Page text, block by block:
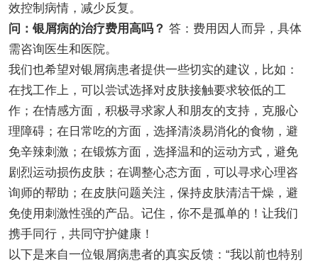
效控制病情，减少反复。
问：银屑病的治疗费用高吗？ 答：费用因人而异，具体
需咨询医生和医院。
我们也希望对银屑病患者提供一些切实的建议，比如：
在找工作上，可以尝试选择对皮肤接触要求较低的工
作；在情感方面，积极寻求家人和朋友的支持，克服心
理障碍；在日常吃的方面，选择清淡易消化的食物，避
免辛辣刺激；在锻炼方面，选择温和的运动方式，避免
剧烈运动损伤皮肤；在调整心态方面，可以寻求心理咨
询师的帮助；在皮肤问题关注，保持皮肤清洁干燥，避
免使用刺激性强的产品。记住，你不是孤单的！让我们
携手同行，共同守护健康！
以下是来自一位银屑病患者的真实反馈：“我以前也特别